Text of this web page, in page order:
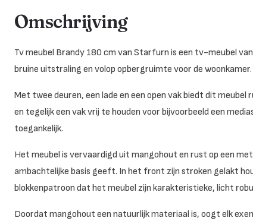
Omschrijving
Tv meubel Brandy 180 cm van Starfurn is een tv-meubel
bruine uitstraling en volop opbergruimte voor de woonkamer.
Met twee deuren, een lade en een open vak biedt dit
en tegelijk een vak vrij te houden voor bijvoorbeeld een
toegankelijk.
Het meubel is vervaardigd uit mangohout en rust op een
ambachtelijke basis geeft. In het front zijn stroken gelakt
blokkenpatroon dat het meubel zijn karakteristieke, licht
Doordat mangohout een natuurlijk materiaal is, oogt elk